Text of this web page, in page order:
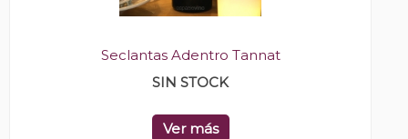
Seclantas Adentro Tannat
SIN STOCK
Ver más